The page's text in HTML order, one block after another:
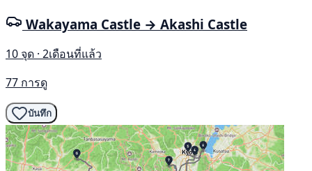
Wakayama Castle → Akashi Castle
10 จุด · 2เดือนที่แล้ว
77 การดู
บันทึก